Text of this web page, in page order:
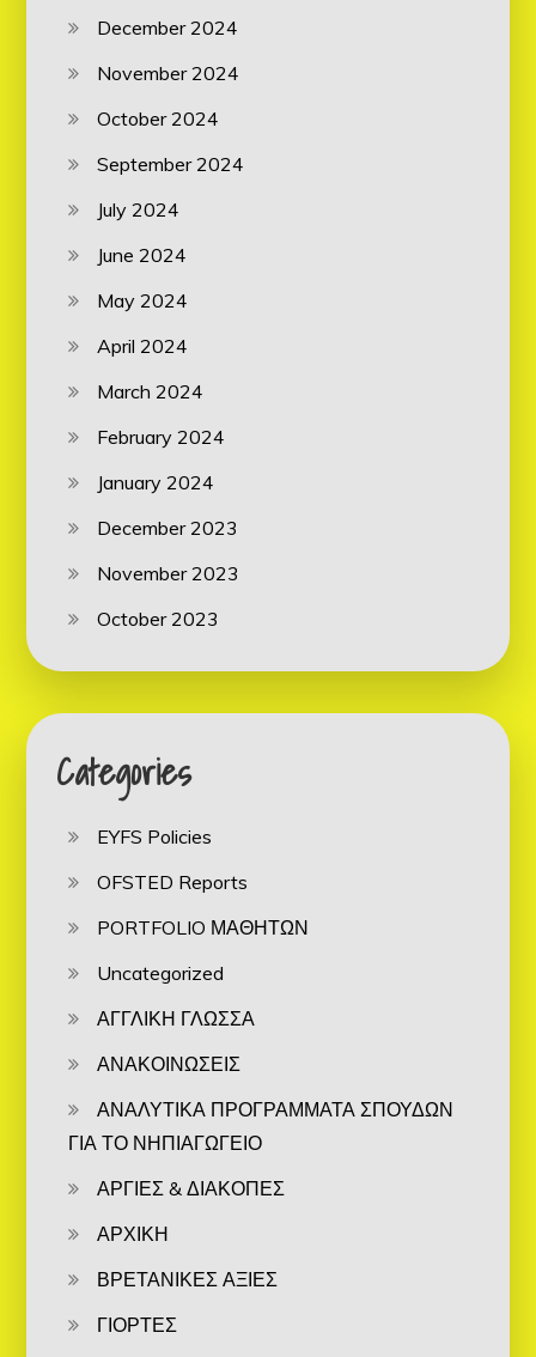
December 2024
November 2024
October 2024
September 2024
July 2024
June 2024
May 2024
April 2024
March 2024
February 2024
January 2024
December 2023
November 2023
October 2023
Categories
EYFS Policies
OFSTED Reports
PORTFOLIO ΜΑΘΗΤΩΝ
Uncategorized
ΑΓΓΛΙΚΗ ΓΛΩΣΣΑ
ΑΝΑΚΟΙΝΩΣΕΙΣ
ΑΝΑΛΥΤΙΚΑ ΠΡΟΓΡΑΜΜΑΤΑ ΣΠΟΥΔΩΝ
ΓΙΑ ΤΟ ΝΗΠΙΑΓΩΓΕΙΟ
ΑΡΓΙΕΣ & ΔΙΑΚΟΠΕΣ
ΑΡΧΙΚΗ
ΒΡΕΤΑΝΙΚΕΣ ΑΞΙΕΣ
ΓΙΟΡΤΕΣ